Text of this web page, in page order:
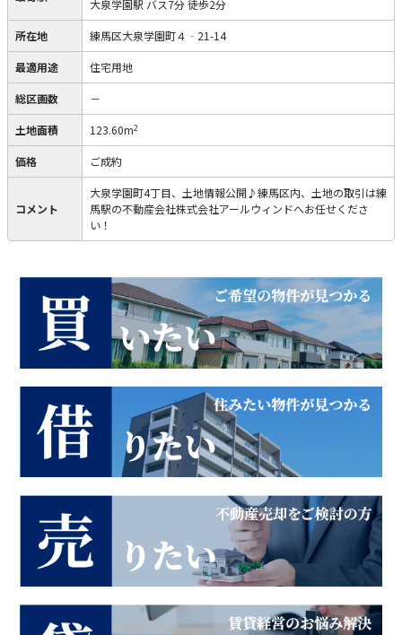
大泉学園駅 バス7分 徒歩2分
所在地 練馬区大泉学園町４‐21-14
最適用途 住宅用地
総区画数 －
土地面積 123.60m2
価格 ご成約
コメント
大泉学園町4丁目、土地情報公開♪練馬区内、土地の取引は練
馬駅の不動産会社株式会社アールウィンドへお任せくださ
い！